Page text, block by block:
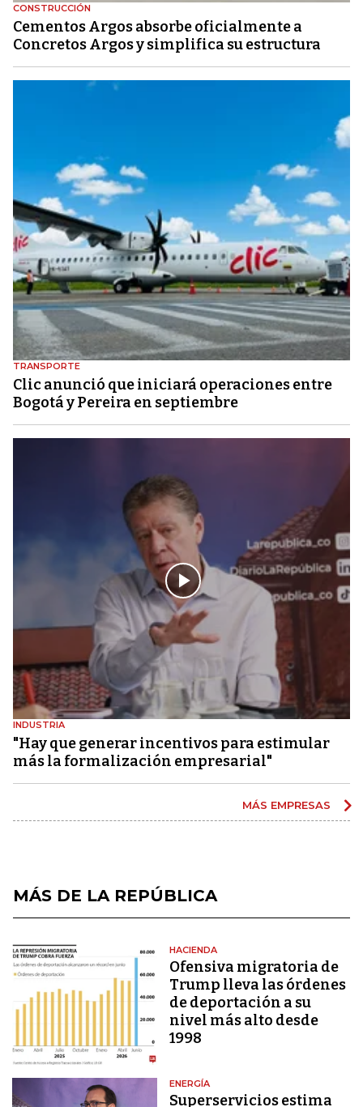
CONSTRUCCIÓN
Cementos Argos absorbe oficialmente a
Concretos Argos y simplifica su estructura
TRANSPORTE
Clic anunció que iniciará operaciones entre
Bogotá y Pereira en septiembre
INDUSTRIA
"Hay que generar incentivos para estimular
más la formalización empresarial"
MÁS EMPRESAS
MÁS DE LA REPÚBLICA
HACIENDA
Ofensiva migratoria de
Trump lleva las órdenes
de deportación a su
nivel más alto desde
1998
ENERGÍA
Superservicios estima